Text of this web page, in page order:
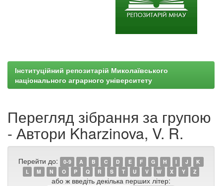
Інституційний репозитарій Миколаївського
національного аграрного університету
Перегляд зібрання за групою
- Автори Kharzinova, V. R.
Перейти до: 0-9 A B C D E F G H I J
K
L
M N O P Q R S T U V W X Y Z
або ж введіть декілька перших літер: